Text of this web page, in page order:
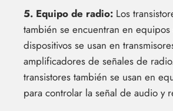
5. Equipo de radio: Los
también se encuentran en
dispositivos se usan en
amplificadores de señales de
transistores también se usan en
para controlar la señal de audio y